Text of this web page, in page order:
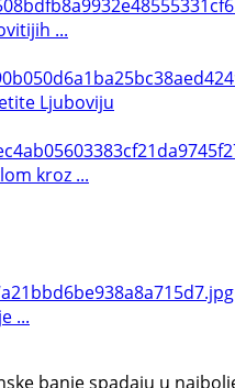
...
Ljuboviju
kroz ...
...
banje spadaju u